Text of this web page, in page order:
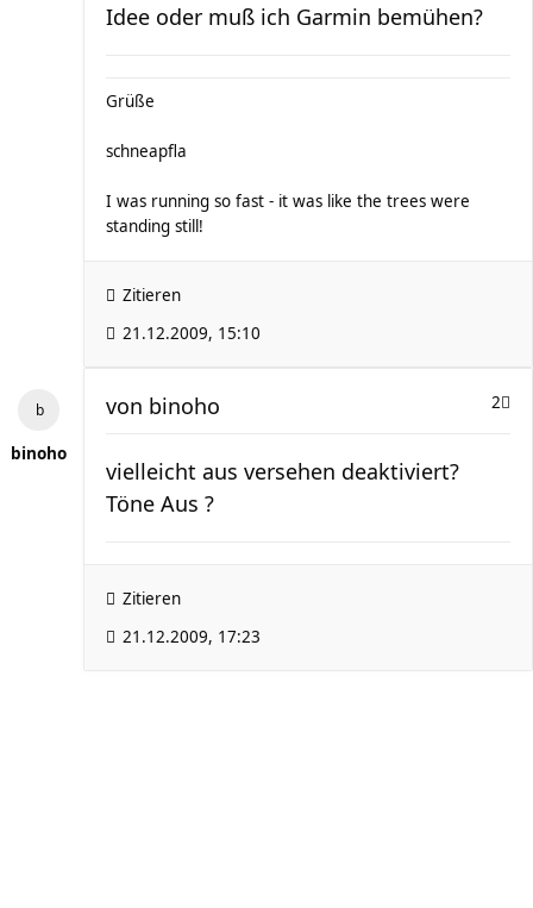
Idee oder muß ich Garmin bemühen?
Grüße
schneapfla
I was running so fast - it was like the trees were
standing still!
Zitieren
21.12.2009, 15:10
binoho
2
von binoho
vielleicht aus versehen deaktiviert?
Töne Aus ?
Zitieren
21.12.2009, 17:23